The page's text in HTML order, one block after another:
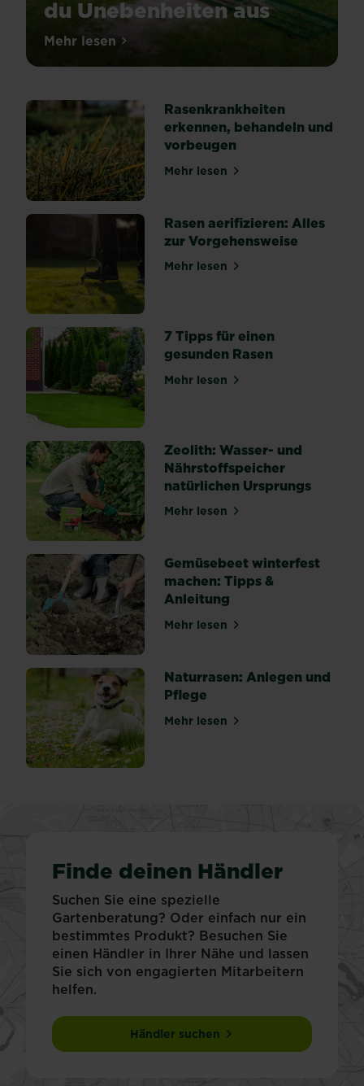
du Unebenheiten aus
Mehr lesenüber Rasen ebnen: So gleichst du
Rasenkrankheiten
erkennen, behandeln und
vorbeugen
Mehr lesenüber Rasenkrankheiten
Rasen aerifizieren: Alles
zur Vorgehensweise
Mehr lesenüber Rasen aerifizieren:
7 Tipps für einen
gesunden Rasen
Mehr lesenüber 7 Tipps für einen
Zeolith: Wasser- und
Nährstoffspeicher
natürlichen Ursprungs
Mehr lesenüber Zeolith: Wasser- und
Gemüsebeet winterfest
machen: Tipps &
Anleitung
Mehr lesenüber Gemüsebeet
Naturrasen: Anlegen und
Pflege
Mehr lesenüber Naturrasen: Anlegen
Finde deinen Händler
Suchen Sie eine spezielle
Gartenberatung? Oder einfach nur ein
bestimmtes Produkt? Besuchen Sie
einen Händler in Ihrer Nähe und lassen
Sie sich von engagierten Mitarbeitern
helfen.
Händler suchen